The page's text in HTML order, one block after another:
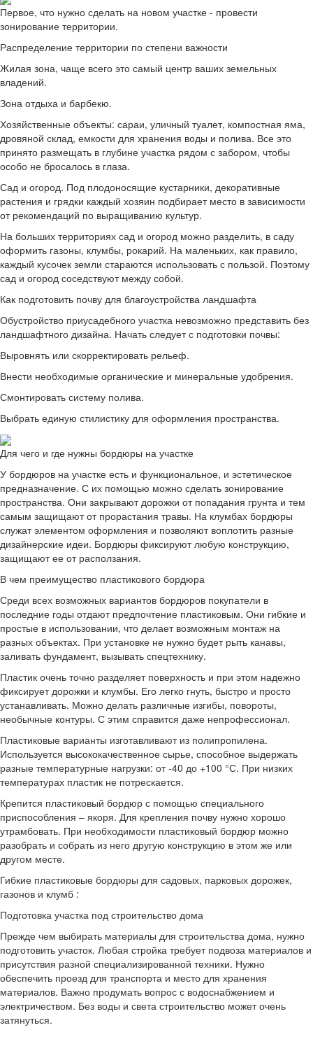
Первое, что нужно сделать на новом участке - провести
зонирование территории.
Распределение территории по степени важности
Жилая зона, чаще всего это самый центр ваших земельных
владений.
Зона отдыха и барбекю.
Хозяйственные объекты: сараи, уличный туалет, компостная яма,
дровяной склад, емкости для хранения воды и полива. Все это
принято размещать в глубине участка рядом с забором, чтобы
особо не бросалось в глаза.
Сад и огород. Под плодоносящие кустарники, декоративные
растения и грядки каждый хозяин подбирает место в зависимости
от рекомендаций по выращиванию культур.
На больших территориях сад и огород можно разделить, в саду
оформить газоны, клумбы, рокарий. На маленьких, как правило,
каждый кусочек земли стараются использовать с пользой. Поэтому
сад и огород соседствуют между собой.
Как подготовить почву для благоустройства ландшафта
Обустройство приусадебного участка невозможно представить без
ландшафтного дизайна. Начать следует с подготовки почвы:
Выровнять или скорректировать рельеф.
Внести необходимые органические и минеральные удобрения.
Смонтировать систему полива.
Выбрать единую стилистику для оформления пространства.
Для чего и где нужны бордюры на участке
У бордюров на участке есть и функциональное, и эстетическое
предназначение. С их помощью можно сделать зонирование
пространства. Они закрывают дорожки от попадания грунта и тем
самым защищают от прорастания травы. На клумбах бордюры
служат элементом оформления и позволяют воплотить разные
дизайнерские идеи. Бордюры фиксируют любую конструкцию,
защищают ее от расползания.
В чем преимущество пластикового бордюра
Среди всех возможных вариантов бордюров покупатели в
последние годы отдают предпочтение пластиковым. Они гибкие и
простые в использовании, что делает возможным монтаж на
разных объектах. При установке не нужно будет рыть канавы,
заливать фундамент, вызывать спецтехнику.
Пластик очень точно разделяет поверхность и при этом надежно
фиксирует дорожки и клумбы. Его легко гнуть, быстро и просто
устанавливать. Можно делать различные изгибы, повороты,
необычные контуры. С этим справится даже непрофессионал.
Пластиковые варианты изготавливают из полипропилена.
Используется высококачественное сырье, способное выдержать
разные температурные нагрузки: от -40 до +100 °С. При низких
температурах пластик не потрескается.
Крепится пластиковый бордюр с помощью специального
приспособления – якоря. Для крепления почву нужно хорошо
утрамбовать. При необходимости пластиковый бордюр можно
разобрать и собрать из него другую конструкцию в этом же или
другом месте.
Гибкие пластиковые бордюры для садовых, парковых дорожек,
газонов и клумб :
Подготовка участка под строительство дома
Прежде чем выбирать материалы для строительства дома, нужно
подготовить участок. Любая стройка требует подвоза материалов и
присутствия разной специализированной техники. Нужно
обеспечить проезд для транспорта и место для хранения
материалов. Важно продумать вопрос с водоснабжением и
электричеством. Без воды и света строительство может очень
затянуться.